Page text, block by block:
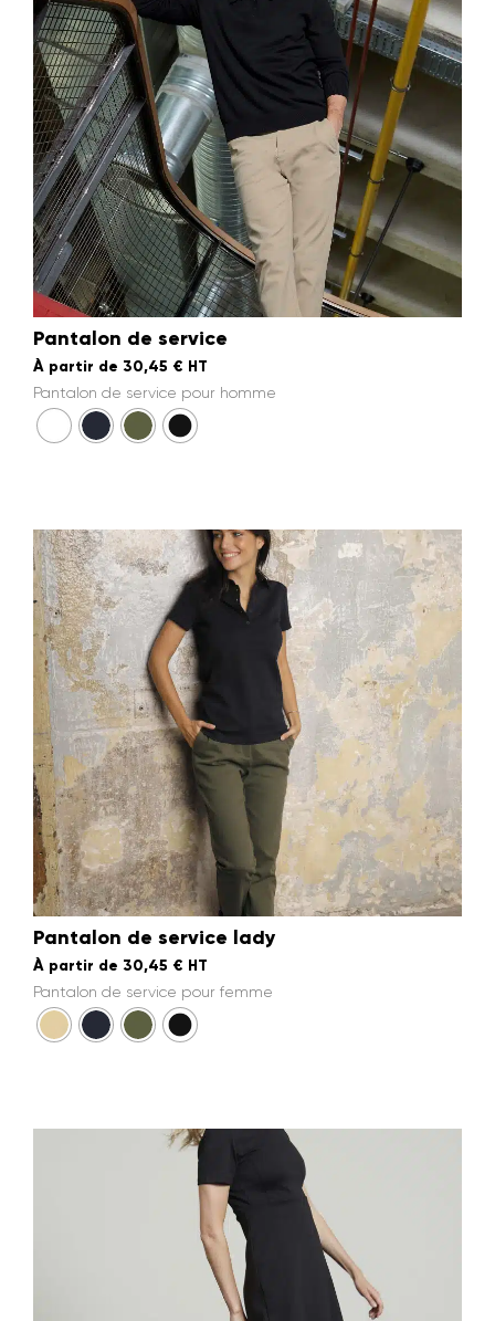
Pantalon de service
À partir de 30,45 € HT
Pantalon de service pour homme
Pantalon de service lady
À partir de 30,45 € HT
Pantalon de service pour femme
Personnalisation textile :
conseils et offres exclusives
dans votre boîte mail